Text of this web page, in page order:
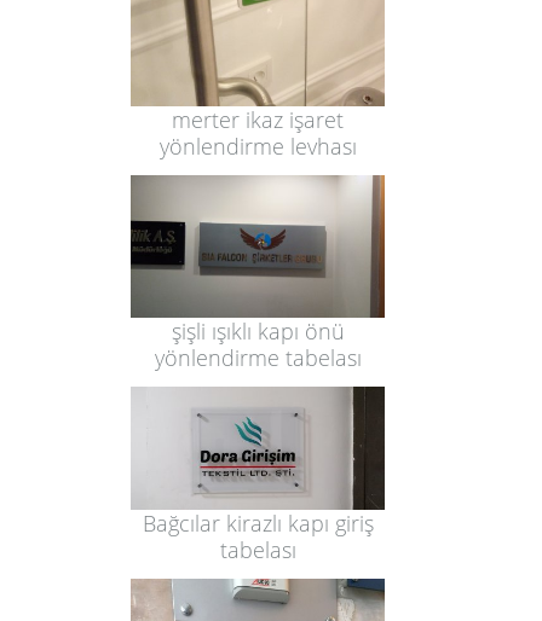
merter ikaz işaret
yönlendirme levhası
şişli ışıklı kapı önü
yönlendirme tabelası
Bağcılar kirazlı kapı giriş
tabelası